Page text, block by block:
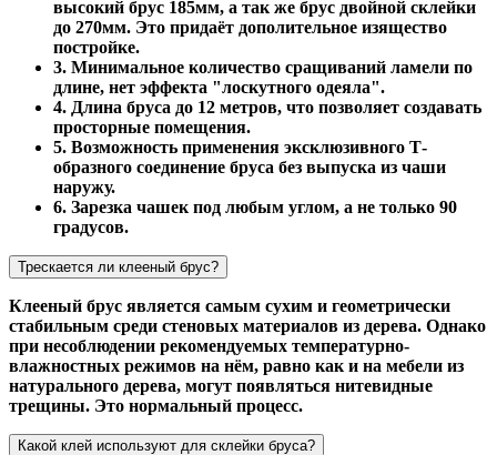
высокий брус 185мм, а так же брус двойной склейки
до 270мм. Это придаёт дополительное изящество
постройке.
3. Минимальное количество сращиваний ламели по
длине, нет эффекта "лоскутного одеяла".
4. Длина бруса до 12 метров, что позволяет создавать
просторные помещения.
5. Возможность применения эксклюзивного Т-
образного соединение бруса без выпуска из чаши
наружу.
6. Зарезка чашек под любым углом, а не только 90
градусов.
Трескается ли клееный брус?
Клееный брус является самым сухим и геометрически
стабильным среди стеновых материалов из дерева. Однако
при несоблюдении рекомендуемых температурно-
влажностных режимов на нём, равно как и на мебели из
натурального дерева, могут появляться нитевидные
трещины. Это нормальный процесс.
Какой клей используют для склейки бруса?